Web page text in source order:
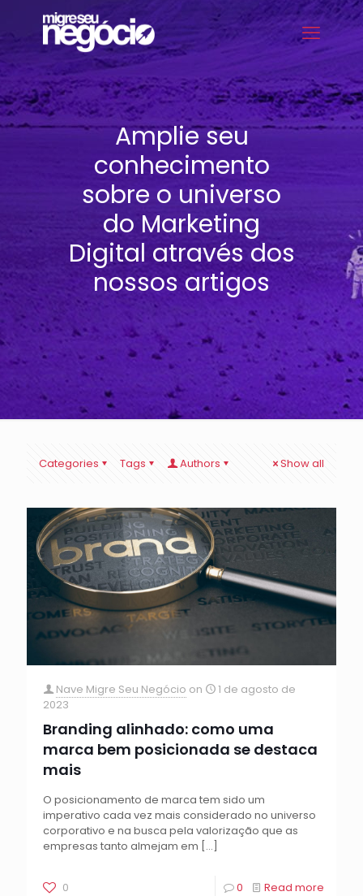
Amplie seu
conhecimento
sobre o universo
do Marketing
Digital através dos
nossos artigos
Categories Tags Authors Show all
Nave Migre Seu Negócio on
1 de agosto de
2023
Branding alinhado: como uma
marca bem posicionada se destaca
mais
O posicionamento de marca tem sido um
imperativo cada vez mais considerado no universo
corporativo e na busca pela valorização que as
empresas tanto almejam em […]
0 0 Read more